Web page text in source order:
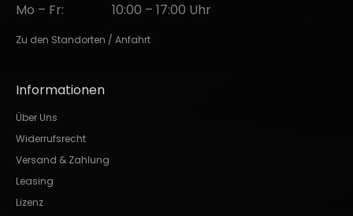
Mo – Fr:
10:00 – 17:00 Uhr
Zu den Standorten / Anfahrt
Informationen
Über Uns
Widerrufsrecht
Versand & Zahlung
Leasing
Lizenz